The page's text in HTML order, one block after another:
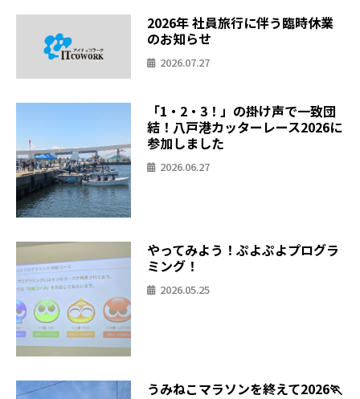
2026年 社員旅行に伴う臨時休業
のお知らせ
2026.07.27
「1・2・3！」の掛け声で一致団
結！八戸港カッターレース2026に
参加しました
2026.06.27
やってみよう！ぷよぷよプログラ
ミング！
2026.05.25
うみねこマラソンを終えて2026🏃